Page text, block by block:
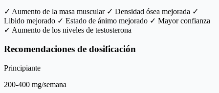
✓ Aumento de la masa muscular✓ Densidad ósea mejorada ✓
Libido mejorado ✓ Estado de ánimo mejorado ✓ Mayor confianza
✓ Aumento de los niveles de testosterona
Recomendaciones de dosificación
Principiante
200-400 mg/semana